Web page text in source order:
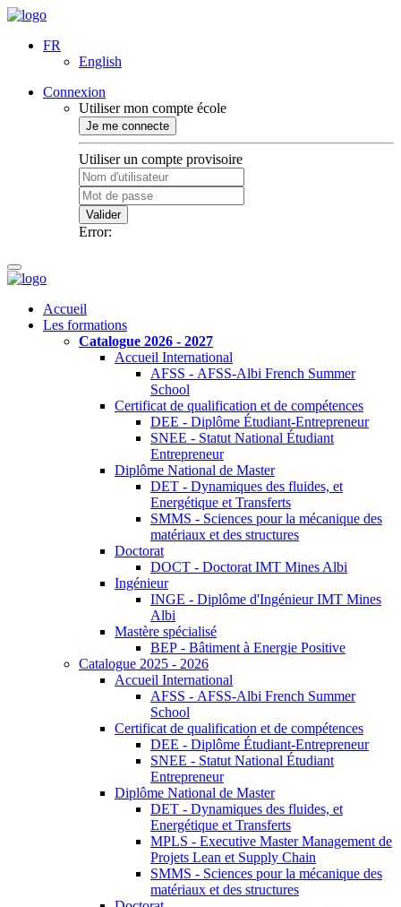
FR
English
Connexion
Utiliser mon compte école
Je me connecte
Utiliser un compte provisoire
Valider
Error:
Accueil
Les formations
Catalogue 2026 - 2027
Accueil International
AFSS - AFSS-Albi French Summer
School
Certificat de qualification et de compétences
DEE - Diplôme Étudiant-Entrepreneur
SNEE - Statut National Étudiant
Entrepreneur
Diplôme National de Master
DET - Dynamiques des fluides, et
Energétique et Transferts
SMMS - Sciences pour la mécanique des
matériaux et des structures
Doctorat
DOCT - Doctorat IMT Mines Albi
Ingénieur
INGE - Diplôme d'Ingénieur IMT Mines
Albi
Mastère spécialisé
BEP - Bâtiment à Energie Positive
Catalogue 2025 - 2026
Accueil International
AFSS - AFSS-Albi French Summer
School
Certificat de qualification et de compétences
DEE - Diplôme Étudiant-Entrepreneur
SNEE - Statut National Étudiant
Entrepreneur
Diplôme National de Master
DET - Dynamiques des fluides, et
Energétique et Transferts
MPLS - Executive Master Management de
Projets Lean et Supply Chain
SMMS - Sciences pour la mécanique des
matériaux et des structures